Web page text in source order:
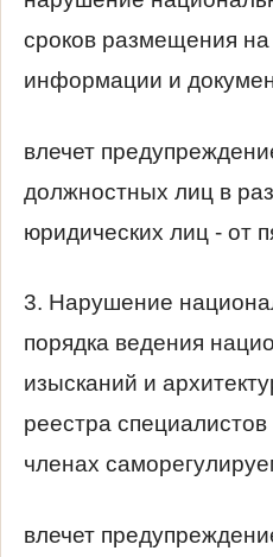
сроков размещения
информации и
влечет
должностных лиц в
юридических лиц - от
3. Нарушение
порядка ведения
изысканий и
реестра
членах
влечет